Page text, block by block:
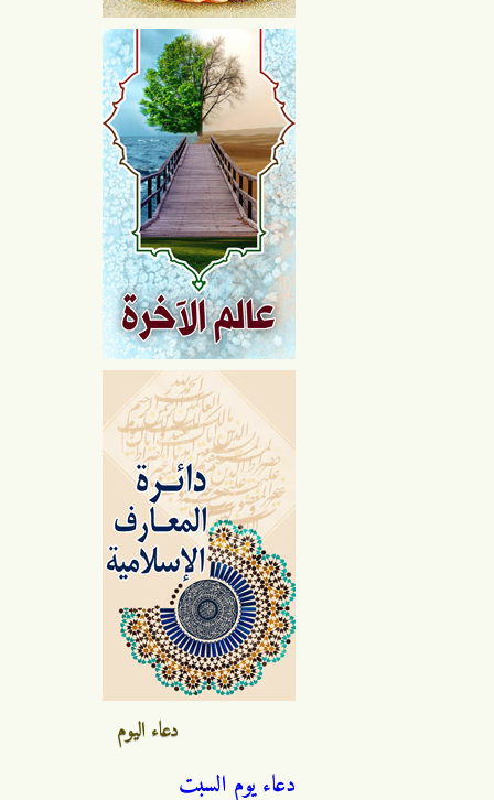
دعاء اليوم
دعاء يوم السبت